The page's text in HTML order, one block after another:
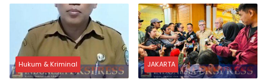
Hukum & Kriminal JAKARTA